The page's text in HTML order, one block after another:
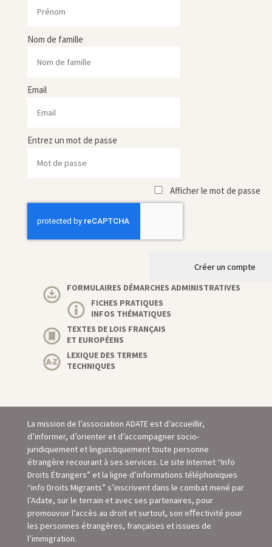
Nom de famille
Email
Entrez un mot de passe
Afficher le mot de passe
Créer un compte
FORMULAIRES DÉMARCHES ADMINISTRATIVES
FICHES PRATIQUES
INFOS THÉMATIQUES
TEXTES DE LOIS FRANÇAIS
ET EUROPÉENS
LEXIQUE DES TERMES
TECHNIQUES
La mission de l’association ADATE est d’accueillir,
d’informer, d’orienter et d’accompagner socio-
juridiquement et linguistiquement toute personne
étrangère recourant à ses services. Le site Internet “Info
Droits Étrangers” et la ligne d’informations téléphoniques
“info Droits Migrants” s’inscrivent dans le combat mené par
l’Adate, sur le terrain et avec ses partenaires, pour
promouvoir l’accès au droit et surtout, son eﬀectivité pour
les personnes étrangères, françaises et issues de
l’immigration.